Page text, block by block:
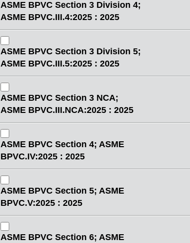
ASME BPVC Section 3 Division 4;
ASME BPVC.III.4:2025 : 2025
ASME BPVC Section 3 Division 5;
ASME BPVC.III.5:2025 : 2025
ASME BPVC Section 3 NCA;
ASME BPVC.III.NCA:2025 : 2025
ASME BPVC Section 4; ASME
BPVC.IV:2025 : 2025
ASME BPVC Section 5; ASME
BPVC.V:2025 : 2025
ASME BPVC Section 6; ASME